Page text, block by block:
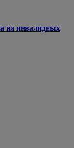
на инвалидных